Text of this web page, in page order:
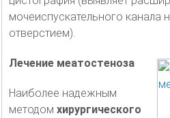
мочеиспускательного канала
отверстием).
Лечение меатостеноза
Наиболее надежным
методом хирургического